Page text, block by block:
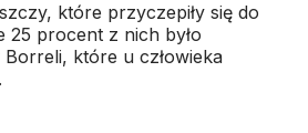
które przyczepiły się do
25 procent z nich było
które u człowieka